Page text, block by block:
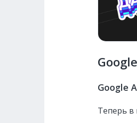
Google
Google
Теперь в